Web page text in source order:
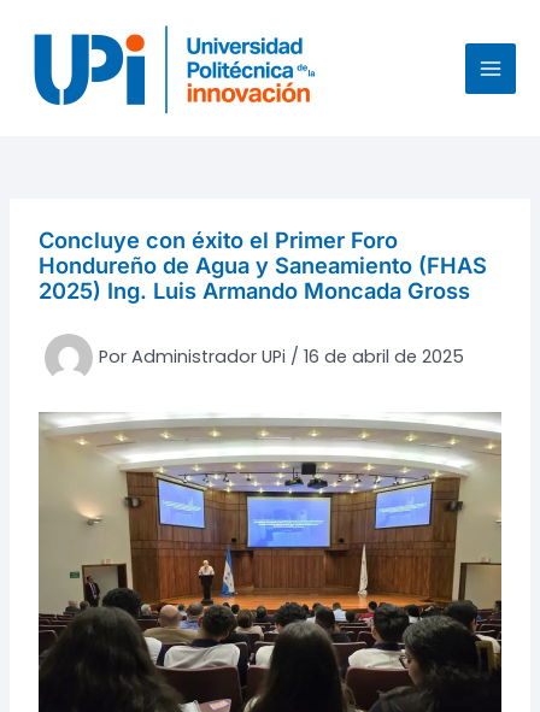
contenido
Concluye con éxito el Primer Foro
Hondureño de Agua y Saneamiento (FHAS
2025) Ing. Luis Armando Moncada Gross
Por Administrador UPi / 16 de abril de 2025